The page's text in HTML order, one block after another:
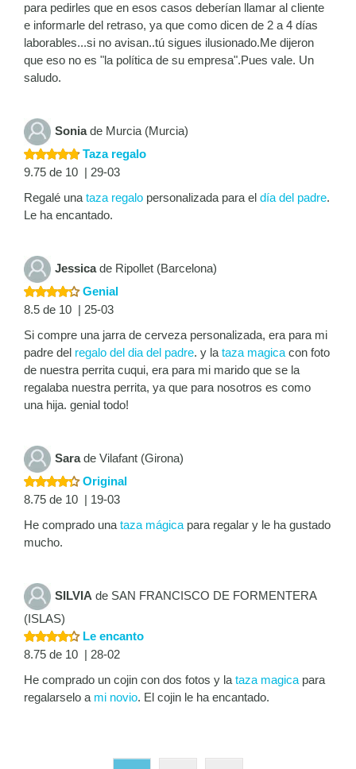
para pedirles que en esos casos deberían llamar al cliente
e informarle del retraso, ya que como dicen de 2 a 4 días
laborables...si no avisan..tú sigues ilusionado.Me dijeron
que eso no es "la política de su empresa".Pues vale. Un
saludo.
Soniade Murcia (Murcia)
Taza regalo
9.75 de 10 | 29-03
Regalé una taza regalo personalizada para el día del padre.
Le ha encantado.
Jessicade Ripollet (Barcelona)
Genial
8.5 de 10 | 25-03
Si compre una jarra de cerveza personalizada, era para mi
padre del regalo del dia del padre. y la taza magica con foto
de nuestra perrita cuqui, era para mi marido que se la
regalaba nuestra perrita, ya que para nosotros es como
una hija. genial todo!
Sarade Vilafant (Girona)
Original
8.75 de 10 | 19-03
He comprado una taza mágica para regalar y le ha gustado
mucho.
SILVIA de SAN FRANCISCO DE FORMENTERA
(ISLAS)
Le encanto
8.75 de 10 | 28-02
He comprado un cojin con dos fotos y la taza magica para
regalarselo a mi novio. El cojin le ha encantado.